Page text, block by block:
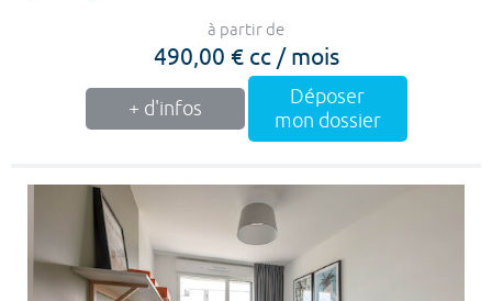
à partir de
490,00 € cc / mois
+ d'infos
Déposer
mon dossier